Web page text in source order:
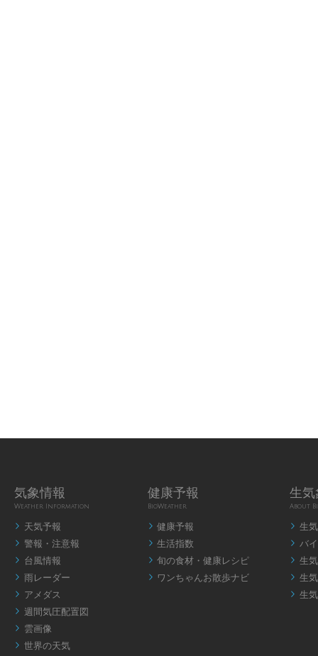
気象情報
Weather Information
 天気予報
 警報・注意報
 台風情報
 雨レーダー
 アメダス
 週間気圧配置図
 雲画像
 世界の天気
健康予報
BioWeather
 健康予報
 生活指数
 旬の食材・健康レシピ
 ワンちゃんお散歩ナビ
生気
About
 生
 バ
 生
 生
 生